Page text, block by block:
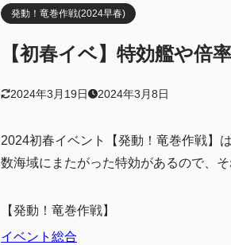
発動！竜巻作戦(2024早春)
【初春イベ】特効艦や倍
2024年3月19日 2024年3月8日
2024初春イベント【発動！竜巻作戦】
数海域にまたがった特効があるので、
【発動！竜巻作戦】
イベント総合